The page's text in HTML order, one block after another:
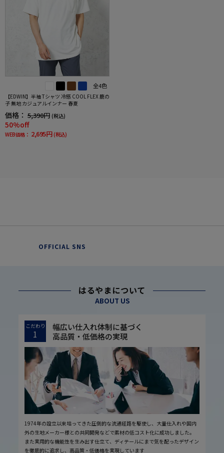
全4色
【EDWIN】半袖 Tシャツ 冷感 COOL FLEX 鹿の
子 無地 カジュアルインナー 春夏
価格： 5,390円 (税込)
50%off
WEB価格： 2,695円 (税込)
OFFICIAL SNS
はるやまについて
ABOUT US
こだわり
1
幅広い仕入れ体制に基づく
高品質・低価格の実現
1974年の設立以来培ってきた圧倒的な流通経路を駆使し、大量仕入れや国内
外の生地メーカー様との共同開発などで素材の低コスト化に成功しました。
また実用的な機能性を生み出す仕立て、ディテールにまで気を配ったデザイン
を徹底的に追求し、高品質・低価格を実現しています